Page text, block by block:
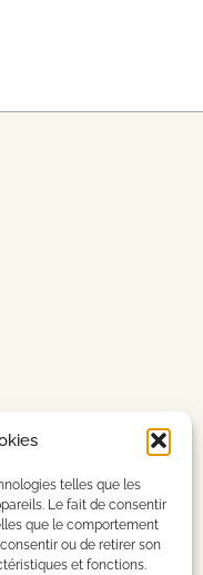
telles que les
Le fait de consentir
que le comportement
ou de retirer son
et fonctions.